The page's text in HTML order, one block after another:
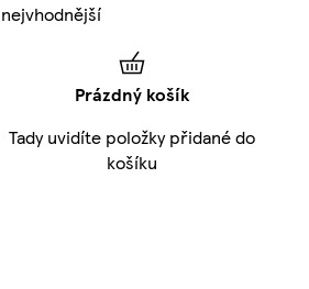
nejvhodnější
Prázdný košík
Tady uvidíte položky přidané do
košíku